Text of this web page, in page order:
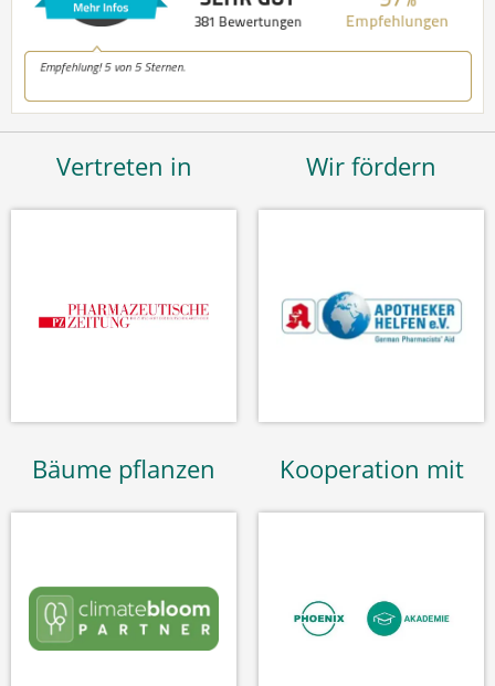
Vertreten in Wir fördern
Bäume pflanzen Kooperation mit